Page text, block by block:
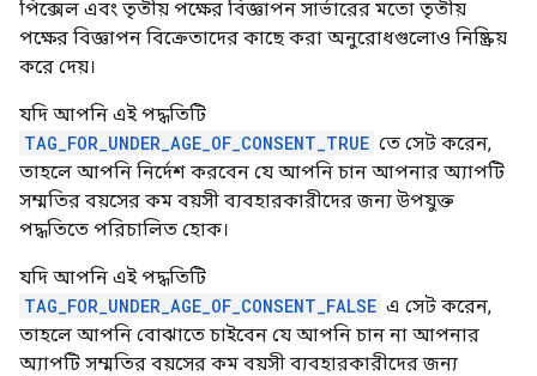
পিক্সেল এবং তৃতীয় পক্ষের বিজ্ঞাপন সার্ভারের মতো তৃতীয়
পক্ষের বিজ্ঞাপন বিক্রেতাদের কাছে করা অনুরোধগুলোও নিষ্ক্রিয়
করে দেয়।
যদি আপনি এই পদ্ধতিটি
TAG_FOR_UNDER_AGE_OF_CONSENT_TRUE তে সেট করেন,
তাহলে আপনি নির্দেশ করবেন যে আপনি চান আপনার অ্যাপটি
সম্মতির বয়সের কম বয়সী ব্যবহারকারীদের জন্য উপযুক্ত
পদ্ধতিতে পরিচালিত হোক।
যদি আপনি এই পদ্ধতিটি
TAG_FOR_UNDER_AGE_OF_CONSENT_FALSE এ সেট করেন,
তাহলে আপনি বোঝাতে চাইবেন যে আপনি চান না আপনার
অ্যাপটি সম্মতির বয়সের কম বয়সী ব্যবহারকারীদের জন্য